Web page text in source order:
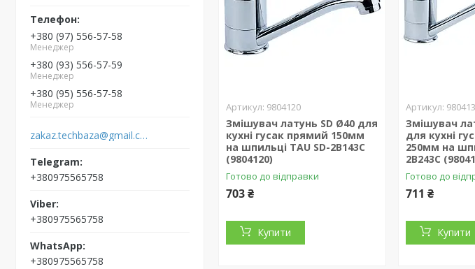
+380 (97) 556-57-58
Менеджер
+380 (93) 556-57-59
Менеджер
+380 (95) 556-57-58
Менеджер
zakaz.techbaza@gmail.com
+380975565758
+380975565758
+380975565758
9804120
Змішувач латунь SD Ø40 для
кухні гусак прямий 150мм
на шпильці TAU SD-2B143C
(9804120)
Готово до відправки
703 ₴
Купити
Змішувач
для кухні
250мм на
2B243C
Готово до
711 ₴
Купити